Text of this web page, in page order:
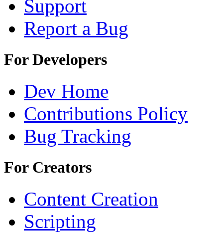
Support
Report a Bug
For Developers
Dev Home
Contributions Policy
Bug Tracking
For Creators
Content Creation
Scripting